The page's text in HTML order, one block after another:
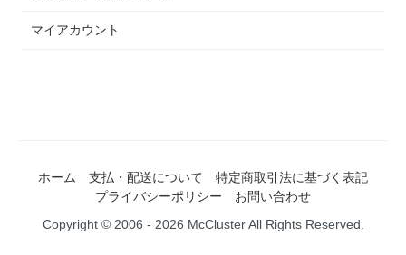
マイアカウント
ホーム 支払・配送について
特定商取引法に基づく表記
プライバシーポリシー
お問い合わせ
Copyright © 2006 - 2026 McCluster All Rights Reserved.